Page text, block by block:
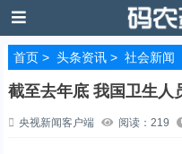
首页> 头条资讯> 社会新闻
截至去年底 我国卫生人
央视新闻客户端 阅读：219